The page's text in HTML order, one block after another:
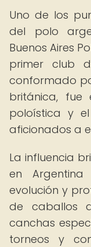
Uno de los
del polo
Buenos Aires
primer club
conformado
británica, fue
poloística y
aficionados a
La influencia
en
evolución y
de caballos
canchas
torneos y